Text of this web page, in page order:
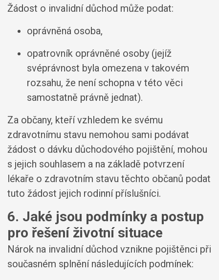
Žádost o invalidní důchod může podat:
oprávněná osoba,
opatrovník oprávněné osoby (jejíž
svéprávnost byla omezena v takovém
rozsahu, že není schopna v této věci
samostatně právně jednat).
Za občany, kteří vzhledem ke svému
zdravotnímu stavu nemohou sami podávat
žádost o dávku důchodového pojištění, mohou
s jejich souhlasem a na základě potvrzení
lékaře o zdravotním stavu těchto občanů podat
tuto žádost jejich rodinní příslušníci.
6. Jaké jsou podmínky a postup
pro řešení životní situace
Nárok na invalidní důchod vznikne pojištěnci při
současném splnění následujících podmínek: